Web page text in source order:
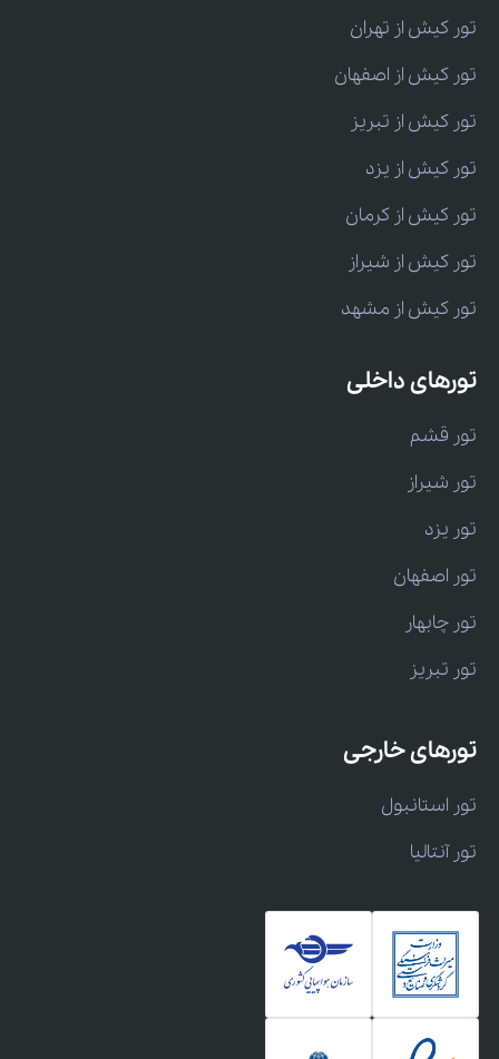
تور کیش از تهران
تور کیش از اصفهان
تور کیش از تبریز
تور کیش از یزد
تور کیش از کرمان
تور کیش از شیراز
تور کیش از مشهد
تورهای داخلی
تور قشم
تور شیراز
تور یزد
تور اصفهان
تور چابهار
تور تبریز
تورهای خارجی
تور استانبول
تور آنتالیا